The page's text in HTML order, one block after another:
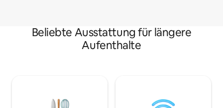
Beliebte Ausstattung für längere
Aufenthalte